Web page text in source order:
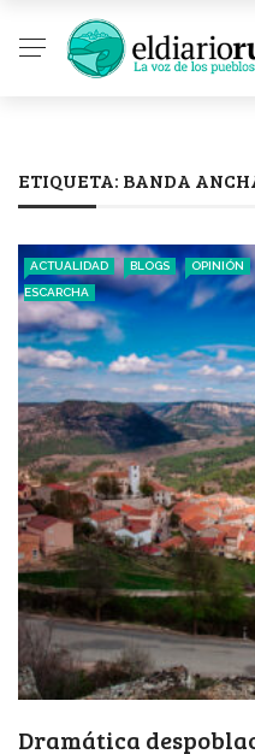
ETIQUETA: BANDA
ACTUALIDAD BLOGS OPINIÓN
ESCARCHA
Dramática